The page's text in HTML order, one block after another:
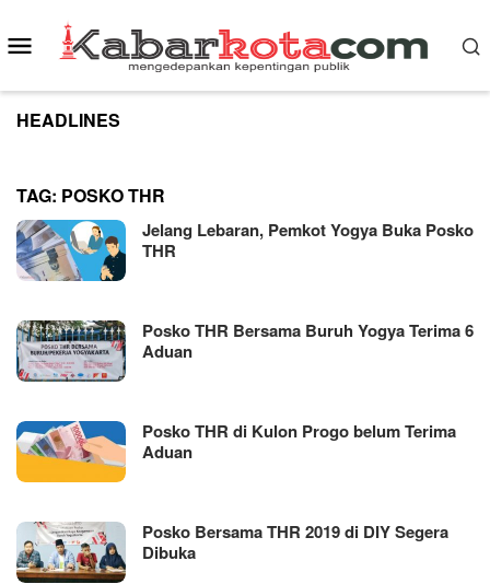
to
content
Mobile
Menu
HEADLINES
TAG: POSKO THR
Jelang Lebaran, Pemkot Yogya Buka Posko
THR
Posko THR Bersama Buruh Yogya Terima 6
Aduan
Posko THR di Kulon Progo belum Terima
Aduan
Posko Bersama THR 2019 di DIY Segera
Dibuka